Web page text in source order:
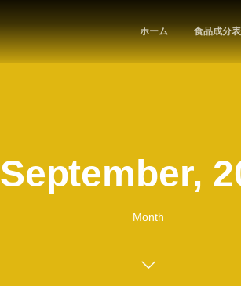
ホーム 食品成分表
September,
Month